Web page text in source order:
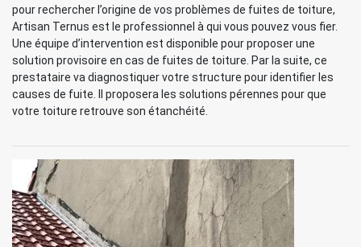
pour rechercher l’origine de vos problèmes de fuites de toiture,
Artisan Ternus est le professionnel à qui vous pouvez vous fier.
Une équipe d’intervention est disponible pour proposer une
solution provisoire en cas de fuites de toiture. Par la suite, ce
prestataire va diagnostiquer votre structure pour identifier les
causes de fuite. Il proposera les solutions pérennes pour que
votre toiture retrouve son étanchéité.